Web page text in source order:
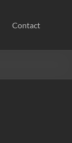
Contact